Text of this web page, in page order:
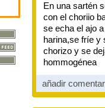
En una sartén
con el choriio
se echa el ajo
harina,se fríe y
chorizo y se
hommogénea
añadir